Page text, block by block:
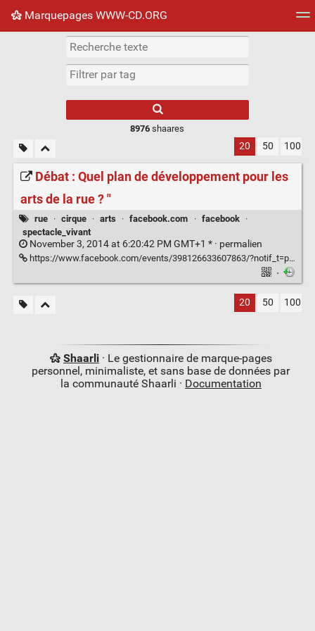
Marquepages WWW-CD.ORG
Nuage de tags Mur d'images
8976 shaares
20 50 100
Débat : Quel plan de développement pour les
arts de la rue ? "
rue · cirque · arts · facebook.com · facebook
·
spectacle_vivant
November 3, 2014 at 6:20:42 PM GMT+1 * · permalien
https://www.facebook.com/events/398126633607863/?notif_t=plan_user_invited
·
20 50 100
Shaarli· Le gestionnaire de marque-pages
personnel, minimaliste, et sans base de données par
la communauté Shaarli · Documentation